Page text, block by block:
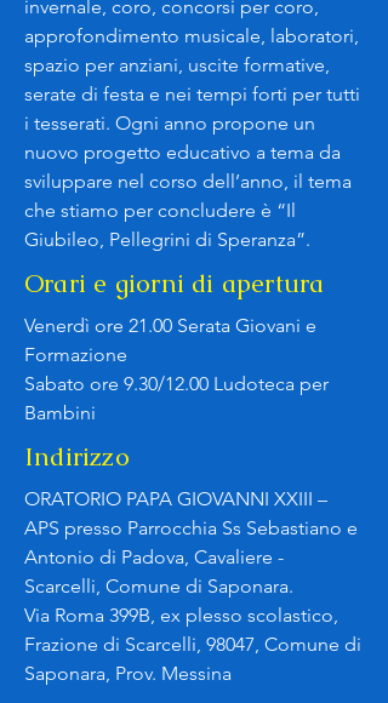
invernale, coro, concorsi per coro,
approfondimento musicale, laboratori,
spazio per anziani, uscite formative,
serate di festa e nei tempi forti per tutti
i tesserati. Ogni anno propone un
nuovo progetto educativo a tema da
sviluppare nel corso dell’anno, il tema
che stiamo per concludere è “Il
Giubileo, Pellegrini di Speranza”.
Orari e giorni di apertura
Venerdì ore 21.00 Serata Giovani e
Formazione
Sabato ore 9.30/12.00 Ludoteca per
Bambini
Indirizzo
ORATORIO PAPA GIOVANNI XXIII –
APS presso Parrocchia Ss Sebastiano e
Antonio di Padova, Cavaliere -
Scarcelli, Comune di Saponara.
Via Roma 399B, ex plesso scolastico,
Frazione di Scarcelli, 98047, Comune di
Saponara, Prov. Messina